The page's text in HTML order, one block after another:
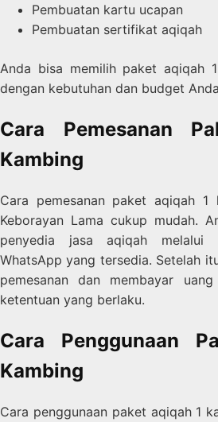
Pembuatan kartu ucapan
Pembuatan sertifikat aqiqah
Anda bisa memilih paket aqiqah
dengan kebutuhan dan budget
Cara Pemesanan
Kambing
Cara pemesanan paket aqiqah 1
Keborayan Lama cukup mudah.
penyedia jasa aqiqah melalui
WhatsApp yang tersedia. Setelah
pemesanan dan membayar
ketentuan yang berlaku.
Cara Penggunaan
Kambing
Cara penggunaan paket aqiqah 1